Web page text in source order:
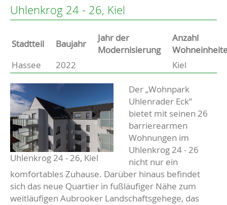
Uhlenkrog 24 - 26, Kiel
Stammdaten
Basisdaten zur Immobilie
Stadtteil Baujahr
Jahr der
Modernisierung
Anzahl
Hassee
2022 Kiel
Uhlenkrog 24 - 26, Kiel
Beschreibung
Der „Wohnpark
Uhlenrader Eck“
bietet mit seinen 26
barrierearmen
Wohnungen im
Uhlenkrog 24 - 26
nicht nur ein
komfortables Zuhause. Darüber hinaus befindet
sich das neue Quartier in fußläufiger Nähe zum
weitläufigen Aubrooker Landschaftsgehege, das